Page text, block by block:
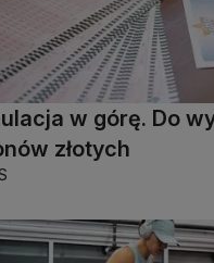
w górę. Do
złotych